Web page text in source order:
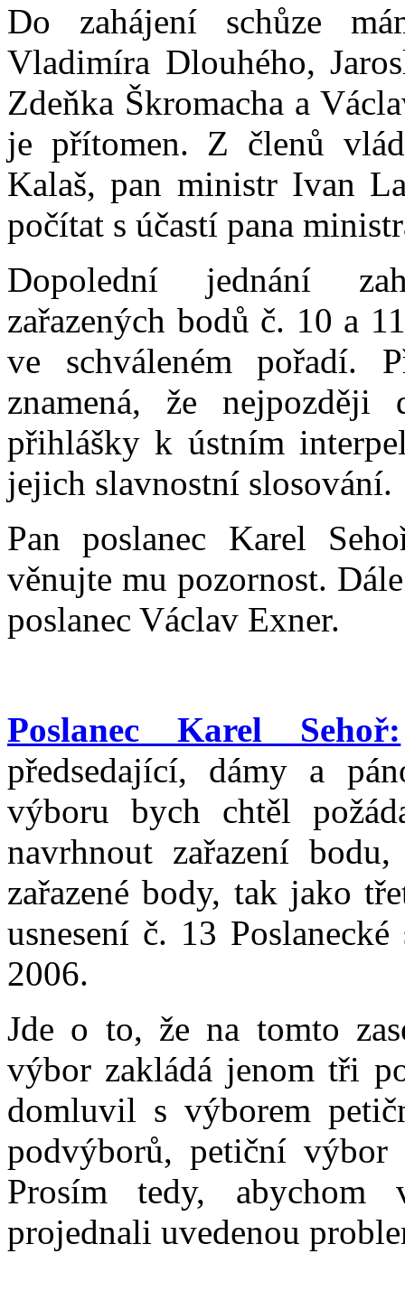
Do zahájení schůze
Vladimíra Dlouhého,
Zdeňka Škromacha a
je přítomen. Z členů
Kalaš, pan ministr Ivan
počítat s účastí pana
Dopolední jednání
zařazených bodů č. 10 a
ve schváleném pořadí.
znamená, že
přihlášky k ústním
jejich slavnostní slosování.
Pan poslanec Karel
věnujte mu pozornost.
poslanec Václav Exner.
Poslanec Karel Sehoř:
předsedající, dámy a
výboru bych chtěl
navrhnout zařazení
zařazené body, tak jako
usnesení č. 13
2006.
Jde o to, že na tomto
výbor zakládá jenom tři
domluvil s výborem
podvýborů, petiční
Prosím tedy, abychom
projednali uvedenou